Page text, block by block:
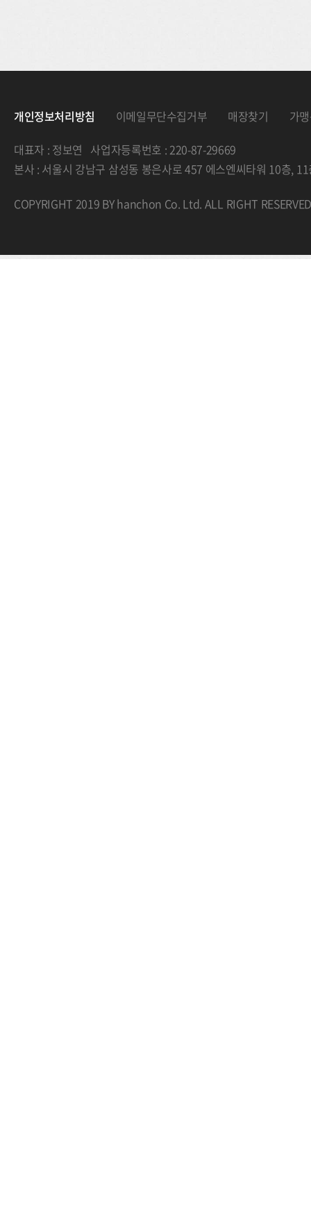
개인정보처리방침 이메일무단수집거부 매장찾기
가
대표자 : 정보연 사업자등록번호 : 220-87-29669
본사 : 서울시 강남구 삼성동 봉은사로 457 에스엔씨타워 10층,
COPYRIGHT 2019 BY hanchon Co. Ltd. ALL RIGHT